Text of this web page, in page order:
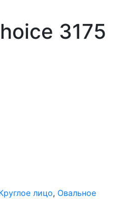
3175
лицо, Овальное